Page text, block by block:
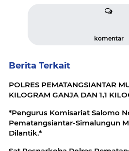
komentar
Berita Terkait
POLRES PEMATANGSIANTAR
KILOGRAM GANJA DAN 1,1
*Pengurus Komisariat Salomo
Pematangsiantar-Simalungun
Dilantik.*